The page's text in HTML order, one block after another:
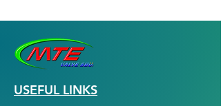
USEFUL LINKS